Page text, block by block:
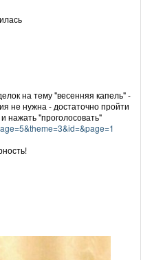
на тему "весенняя капель" -
не нужна - достаточно пройти
нажать "проголосовать"